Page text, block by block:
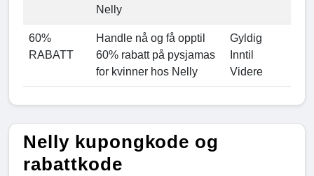
Nelly
60%
RABATT
Handle nå og få opptil
60% rabatt på pysjamas
for kvinner hos Nelly
Gyldig
Inntil
Videre
Nelly kupongkode og
rabattkode